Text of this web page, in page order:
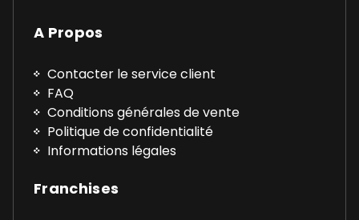
A Propos
Contacter le service client
FAQ
Conditions générales de vente
Politique de confidentialité
Informations légales
Franchises